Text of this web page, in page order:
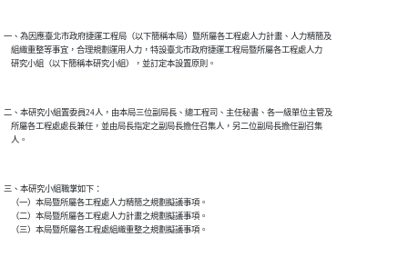
一、為因應臺北市政府捷運工程局（以下簡稱本局）暨所屬各工程處人力計畫、人力精簡及
    組織重整等事宜，合理規劃運用人力，特設臺北市政府捷運工程局暨所屬各工程處人力
二、本研究小組置委員24人，由本局三位副局長、總工程司、主任秘書、各一級單位主管及
    所屬各工程處處長兼任，並由局長指定之副局長擔任召集人，另二位副局長擔任副召集
三、本研究小組職掌如下：
    （一）本局暨所屬各工程處人力精簡之規劃擬議事項。
    （二）本局暨所屬各工程處人力計畫之規劃擬議事項。